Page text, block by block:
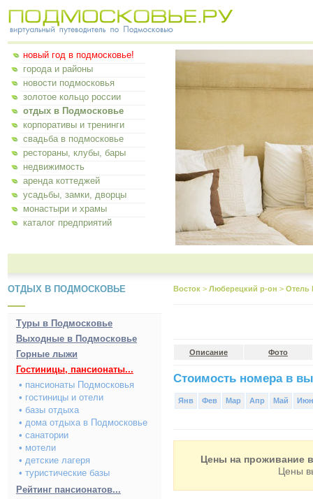
новый год в подмосковье!
города и районы
новости подмосковья
золотое кольцо россии
отдых в Подмосковье
корпоративы и тренинги
свадьба в подмосковье
рестораны, клубы, бары
недвижимость
аренда коттеджей
усадьбы, замки, дворцы
монастыри и храмы
каталог предприятий
ОТДЫХ В ПОДМОСКОВЬЕ
Туры в Подмосковье
Выходные в Подмосковье
Горные лыжи
Гостиницы, пансионаты...
• пансионаты Подмосковья
• гостиницы и отели
• базы отдыха
• дома отдыха в Подмосковье
• санатории
• мотели
• детские лагеря
• туристические базы
Рейтинг пансионатов...
Восток > Люберецкий р-он > Отель
Описание Фото
Стоимость номера в
Янв Фев Мар Апр Май Июн
Цены на проживание
Цены